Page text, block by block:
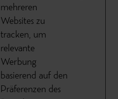
mehreren
Websites zu
tracken, um
relevante
Werbung
basierend auf den
Präferenzen des